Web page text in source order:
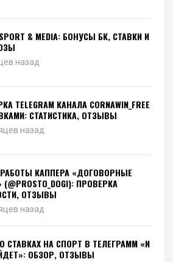
& MEDIA: БОНУСЫ БК, СТАВКИ И
назад
TELEGRAM КАНАЛА CORNAWIN_FREE
СТАТИСТИКА, ОТЗЫВЫ
назад
КАППЕРА «ДОГОВОРНЫЕ
ПРОВЕРКА
ОТЗЫВЫ
назад
СТАВКАХ НА СПОРТ В ТЕЛЕГРАММ «И
ОБЗОР, ОТЗЫВЫ